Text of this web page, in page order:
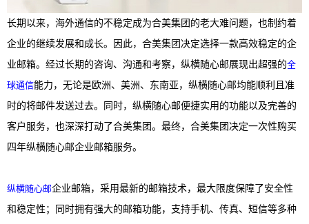
长期以来，海外通信的不稳定成为合美集团的老大难问题，也制约着
企业的继续发展和成长。因此，合美集团决定选择一款高效稳定的企
业邮箱。经过长期的咨询、沟通和考察，纵横随心邮展现出超强的全
球通信能力，无论是欧洲、美洲、东南亚，纵横随心邮均能顺利且准
时的将邮件发送过去。同时，纵横随心邮便捷实用的功能以及完善的
客户服务，也深深打动了合美集团。最终，合美集团决定一次性购买
四年纵横随心邮企业邮箱服务。
纵横随心邮企业邮箱，采用最新的邮箱技术，最大限度保障了安全性
和稳定性；同时拥有强大的邮箱功能，支持手机、传真、短信等多种